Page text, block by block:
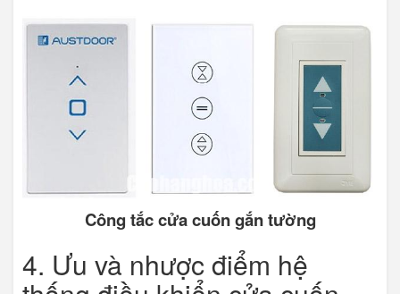
Công tắc cửa cuốn gắn tường
4. Ưu và nhược điểm hệ